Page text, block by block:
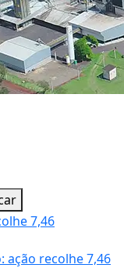
ação recolhe 7,46